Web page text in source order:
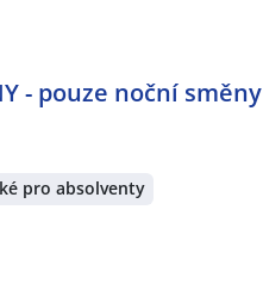
- pouze noční směny
pro absolventy